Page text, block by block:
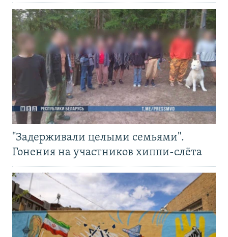
"Задерживали целыми семьями".
Гонения на участников хиппи-слёта